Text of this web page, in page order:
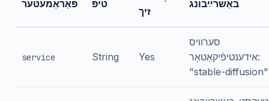
פּאַראַמעטער טיפּ
זיך
באַשרײַבונג
service String Yes
סערוויס
אידענטיפֿיקאַטאָר:
"stable-diffusion"